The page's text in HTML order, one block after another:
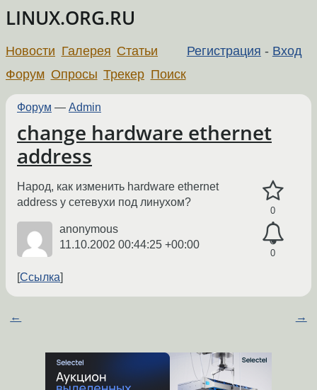
LINUX.ORG.RU
Регистрация - Вход
Новости Галерея Статьи
Форум Опросы Трекер Поиск
Форум — Admin
change hardware ethernet
address
0
0
Народ, как изменить hardware ethernet
address у сетевухи под линухом?
anonymous
11.10.2002 00:44:25 +00:00
Ссылка
← →